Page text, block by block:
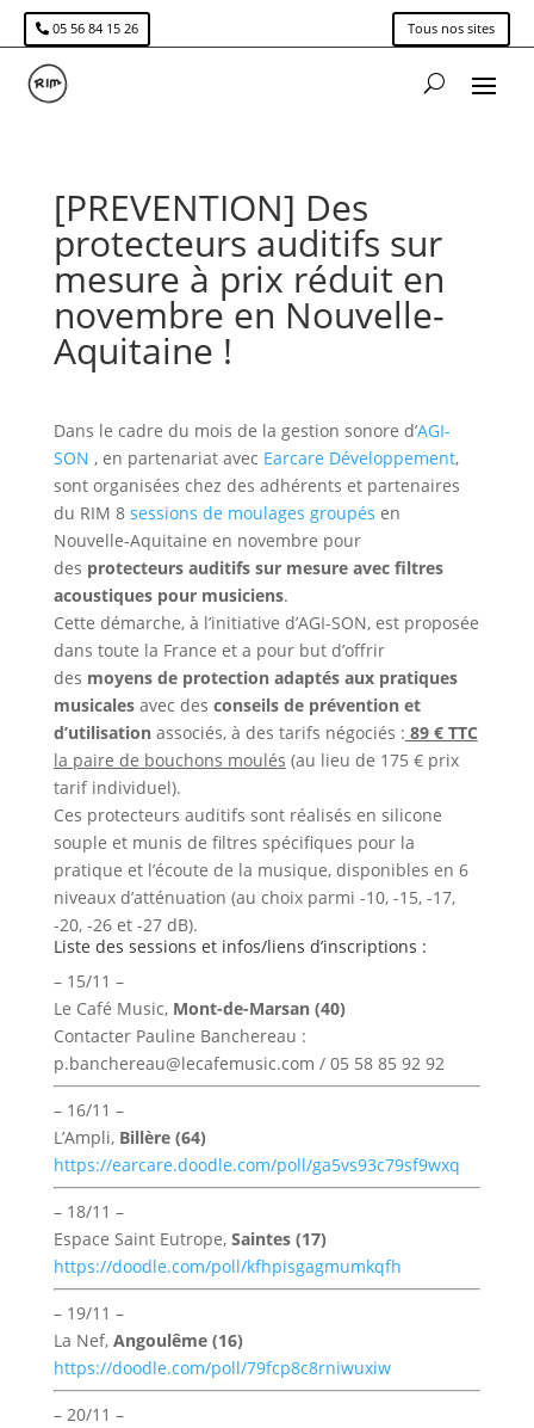
05 56 84 15 26 Tous nos sites
[PREVENTION] Des
protecteurs auditifs sur
mesure à prix réduit en
novembre en Nouvelle-
Aquitaine !
Dans le cadre du mois de la gestion sonore d’AGI-
SON , en partenariat avec Earcare Développement,
sont organisées chez des adhérents et partenaires
du RIM 8 sessions de moulages groupés en
Nouvelle-Aquitaine en novembre pour
des protecteurs auditifs sur mesure avec filtres
acoustiques pour musiciens.
Cette démarche, à l’initiative d’AGI-SON, est proposée
dans toute la France et a pour but d’offrir
des moyens de protection adaptés aux pratiques
musicalesavec des conseils de prévention et
d’utilisationassociés, à des tarifs négociés : 89 € TTC
la paire de bouchons moulés (au lieu de 175 € prix
tarif individuel).
Ces protecteurs auditifs sont réalisés en silicone
souple et munis de filtres spécifiques pour la
pratique et l’écoute de la musique, disponibles en 6
niveaux d’atténuation (au choix parmi -10, -15, -17,
-20, -26 et -27 dB).
Liste des sessions et infos/liens d’inscriptions :
– 15/11 –
Le Café Music, Mont-de-Marsan (40)
Contacter Pauline Banchereau :
p.banchereau@lecafemusic.com / 05 58 85 92 92
– 16/11 –
L’Ampli, Billère (64)
https://earcare.doodle.com/poll/ga5vs93c79sf9wxq
– 18/11 –
Espace Saint Eutrope, Saintes (17)
https://doodle.com/poll/kfhpisgagmumkqfh
– 19/11 –
La Nef, Angoulême (16)
https://doodle.com/poll/79fcp8c8rniwuxiw
– 20/11 –